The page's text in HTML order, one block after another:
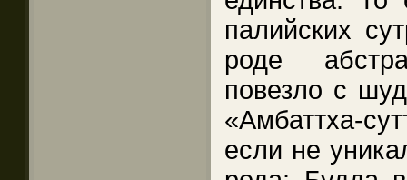
палийских
роде
повезло с
«Амбаттха-
если не